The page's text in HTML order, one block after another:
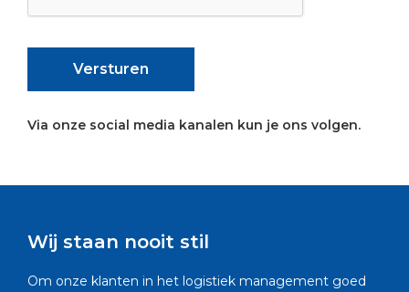
Versturen
Via onze social media kanalen kun je ons volgen.
Wij staan nooit stil
Om onze klanten in het logistiek management goed